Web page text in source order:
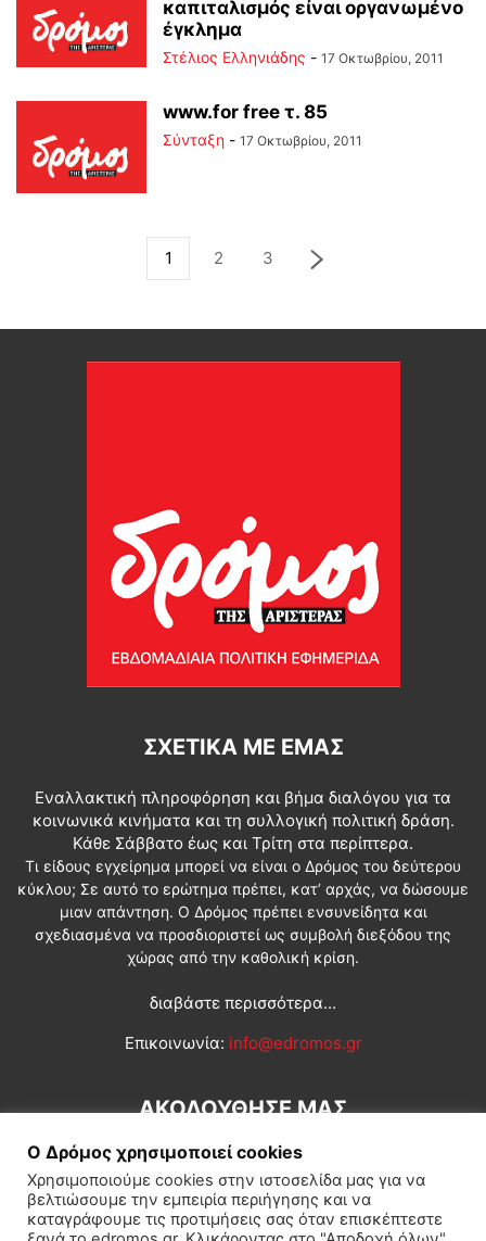
καπιταλισμός είναι οργανωμένο
έγκλημα
Στέλιος Ελληνιάδης - 17 Οκτωβρίου, 2011
www.for free τ. 85
Σύνταξη - 17 Οκτωβρίου, 2011
1 2 3
ΣΧΕΤΙΚΆ ΜΕ ΕΜΆΣ
Εναλλακτική πληροφόρηση και βήμα διαλόγου για τα
κοινωνικά κινήματα και τη συλλογική πολιτική δράση.
Κάθε Σάββατο έως και Τρίτη στα περίπτερα.
Τι είδους εγχείρημα μπορεί να είναι ο Δρόμος του δεύτερου
κύκλου; Σε αυτό το ερώτημα πρέπει, κατ’ αρχάς, να δώσουμε
μιαν απάντηση. Ο Δρόμος πρέπει ενσυνείδητα και
σχεδιασμένα να προσδιοριστεί ως συμβολή διεξόδου της
χώρας από την καθολική κρίση.
διαβάστε περισσότερα...
Επικοινωνία: info@edromos.gr
ΑΚΟΛΟΥΘΗΣΕ ΜΑΣ
Ο Δρόμος χρησιμοποιεί cookies
Χρησιμοποιούμε cookies στην ιστοσελίδα μας για να
βελτιώσουμε την εμπειρία περιήγησης και να
καταγράφουμε τις προτιμήσεις σας όταν επισκέπτεστε